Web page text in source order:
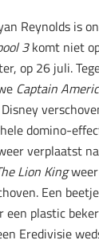
Reynolds is
3komt niet
op 26 juli.
Captain
domino-
verplaatst
Lion Kingweer
Een
een plastic
Eredivisie